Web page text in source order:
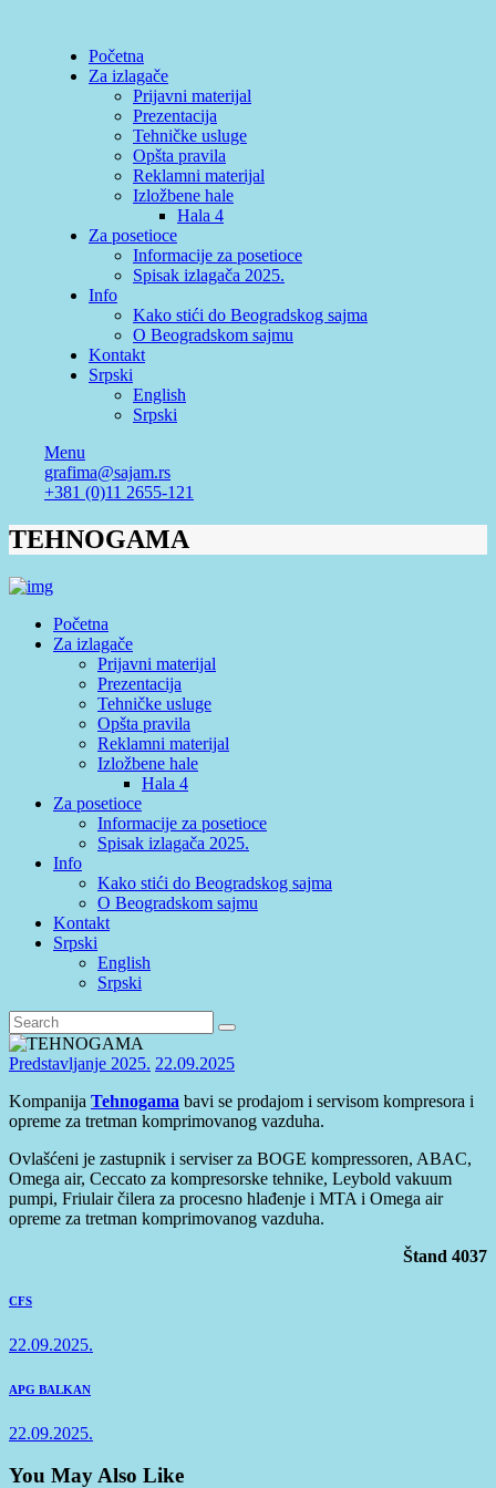
Početna
Za izlagače
Prijavni materijal
Prezentacija
Tehničke usluge
Opšta pravila
Reklamni materijal
Izložbene hale
Hala 4
Za posetioce
Informacije za posetioce
Spisak izlagača 2025.
Info
Kako stići do Beogradskog sajma
O Beogradskom sajmu
Kontakt
Srpski
English
Srpski
Menu
grafima@sajam.rs
+381 (0)11 2655-121
TEHNOGAMA
Početna
Za izlagače
Prijavni materijal
Prezentacija
Tehničke usluge
Opšta pravila
Reklamni materijal
Izložbene hale
Hala 4
Za posetioce
Informacije za posetioce
Spisak izlagača 2025.
Info
Kako stići do Beogradskog sajma
O Beogradskom sajmu
Kontakt
Srpski
English
Srpski
Predstavljanje 2025. 22.09.2025
Kompanija Tehnogama bavi se prodajom i servisom kompresora i
opreme za tretman komprimovanog vazduha.
Ovlašćeni je zastupnik i serviser za BOGE kompressoren, ABAC,
Omega air, Ceccato za kompresorske tehnike, Leybold vakuum
pumpi, Friulair čilera za procesno hlađenje i MTA i Omega air
opreme za tretman komprimovanog vazduha.
Štand 4037
Кретање
чланка
Previous
CFS
22.09.2025.
Next
APG BALKAN
22.09.2025.
You May Also Like